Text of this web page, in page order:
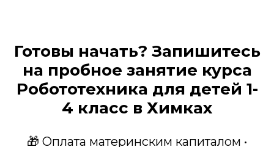
Готовы начать? Запишитесь
на пробное занятие курса
Робототехника для детей 1-
4 класс в Химках
🎁 Оплата материнским капиталом •